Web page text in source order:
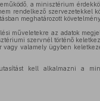
a minisztérium
rendelkező szervezetekkel
meghatározott
műveletekre az adatok
szervnél történő
vagy valamely ügyben
kell alkalmazni a